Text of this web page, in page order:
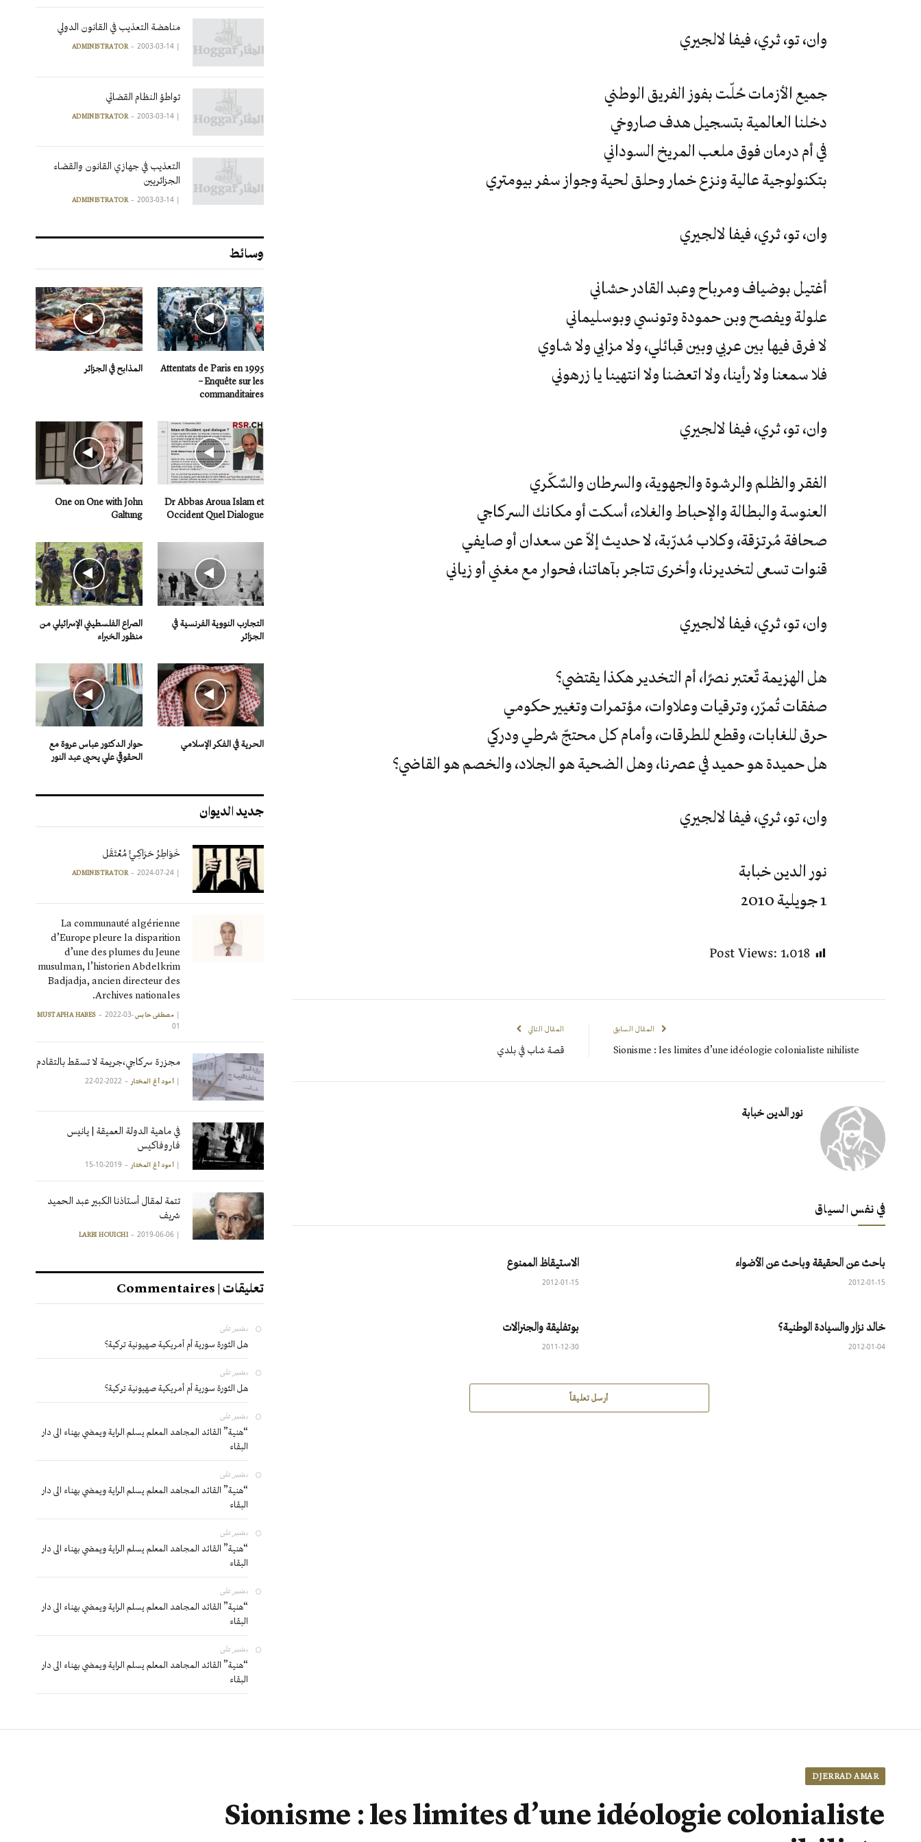
وان، تو، ثري، فيفا لالجيري
جميع الأزمات حُلّت بفوز الفريق الوطني
دخلنا العالمية بتسجيل هدف صاروخي
في أم درمان فوق ملعب المريخ السوداني
بتكنولوجية عالية ونزع خمار وحلق لحية وجواز سفر بيومتري
وان، تو، ثري، فيفا لالجيري
أغتيل بوضياف ومرباح وعبد القادر حشاني
علولة ويفصح وبن حمودة وتونسي وبوسليماني
لا فرق فيها بين عربي وبين قبائلي، ولا مزابي ولا شاوي
فلا سمعنا ولا رأينا، ولا اتعضنا ولا انتهينا يا زرهوني
وان، تو، ثري، فيفا لالجيري
الفقر والظلم والرشوة والجهوية، والسرطان والسٌكّري
العنوسة والبطالة والإحباط والغلاء، أسكت أو مكانك السركاجي
صحافة مُرتزقة، وكلاب مُدرّبة، لا حديث إلاّ عن سعدان أو صايفي
قنوات تسعى لتخديرنا، وأخرى تتاجر بآهاتنا، فحوار مع مغني أو زياني
وان، تو، ثري، فيفا لالجيري
هل الهزيمة تٌعتبر نصرًا، أم التخدير هكذا يقتضي؟
صفقات تُمرّر، وترقيات وعلاوات، مؤتمرات وتغيير حكومي
حرق للغابات، وقطع للطرقات، وأمام كل محتجّ شرطي ودركي
هل حميدة هو حميد في عصرنا، وهل الضحية هو الجلاد، والخصم هو القاضي؟
وان، تو، ثري، فيفا لالجيري
نور الدين خبابة
1 جويلية 2010
Post Views:1٬018
المقال السابق
Sionisme : les limites d’une idéologie colonialiste nihiliste
المقال التالي
قصة شاب في بلدي
نور الدين خبابة
في نفس السياق
باحث عن الحقيقة وباحث عن الأضواء
2012-01-15
الاستيقاظ الممنوع
2012-01-15
خالد نزار والسيادة الوطنية؟
2012-01-04
بوتفليقة والجنرالات
2011-12-30
أرسل تعليقاً
مناهضة التعذيب في القانون الدولي
|
ADMINISTRATOR 2003-03-14
تواطؤ النظام القضائي
|
ADMINISTRATOR 2003-03-14
التعذيب في جهازي القانون والقضاء
الجزائريين
|
ADMINISTRATOR 2003-03-14
وسائط
Attentats de Paris en 1995
– Enquête sur les
commanditaires
المذابح في الجزائر
Dr Abbas Aroua Islam et
Occident Quel Dialogue
One on One with John
Galtung
التجارب النووية الفرنسية في
الجزائر
الصراع الفلسطيني الإسرائيلي من
منظور الخبراء
الحرية في الفكر الإسلامي
حوار الدكتور عباس عروة مع
الحقوقي علي يحيى عبد النور
جديد الديوان
خَوَاطِرُ حَرَاكِـيٍّ مُعْتَقَل
|
ADMINISTRATOR 2024-07-24
La communauté algérienne
d’Europe pleure la disparition
d’une des plumes du Jeune
musulman, l’historien Abdelkrim
Badjadja, ancien directeur des
Archives nationales.
| مصطفى حابس MUSTAPHA HABES2022-03-
01
مجزرة سركاجي،جريمة لا تسقط بالتقادم
| آمود أغ المختار 2022-02-22
في ماهية الدولة العميقة | يانيس
فاروفاكيس
| آمود أغ المختار 2019-10-15
تتمة لمقال أستاذنا الكبير عبد الحميد
شريف
|
LARBI HOUICHI 2019-06-06
تعليقات | Commentaires
بشير على
هل الثورة سورية أم أمريكية صهيونية تركية؟
بشير على
هل الثورة سورية أم أمريكية صهيونية تركية؟
بشير على
“هنية” القائد المجاهد المعلم يسلم الراية ويمضي بهناء الى دار
البقاء
بشير على
“هنية” القائد المجاهد المعلم يسلم الراية ويمضي بهناء الى دار
البقاء
بشير على
“هنية” القائد المجاهد المعلم يسلم الراية ويمضي بهناء الى دار
البقاء
بشير على
“هنية” القائد المجاهد المعلم يسلم الراية ويمضي بهناء الى دار
البقاء
بشير على
“هنية” القائد المجاهد المعلم يسلم الراية ويمضي بهناء الى دار
البقاء
DJERRAD AMAR
Sionisme : les limites d’une idéologie colonialiste